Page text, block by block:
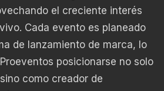
el creciente interés
Cada evento es planeado
de lanzamiento de marca, lo
posicionarse no solo
como creador de